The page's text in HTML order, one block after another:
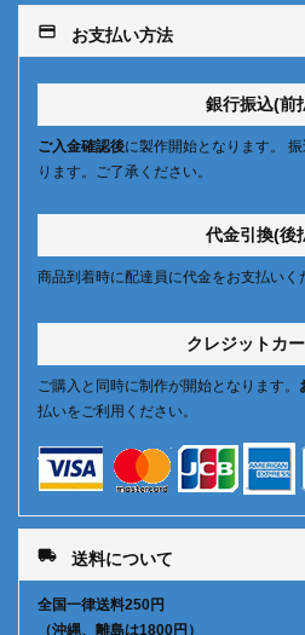
payment お支払い方法
銀行振込(前
ご入金確認後に製作開始となります。
ります。ご了承ください。
代金引換(後
商品到着時に配達員に代金をお支払い
クレジットカ
ご購入と同時に制作が開始となります。
払いをご利用ください。
local_shipping 送料について
全国一律送料250円
（沖縄、離島は1800円）